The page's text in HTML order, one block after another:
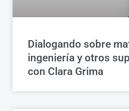
Dialogando sobre
ingeniería y otros
con Clara Grima